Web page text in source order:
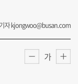
자 kjongwoo@busan.com
가